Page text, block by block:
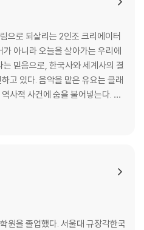
의 전략
전승
일기
외교
으로 되살리는 2인조 크리에이터
아니라 오늘을 살아가는 우리에
는 믿음으로, 한국사와 세계사의 결
은 유요는 클래
사적 사건에 숨을 불어넣는다. 그
왕 계보가 절로 외워지고, 비극적
에 남는다. 그림을 그리는 미정은
시킨다.
원을 졸업했다. 서울대 규장각한국